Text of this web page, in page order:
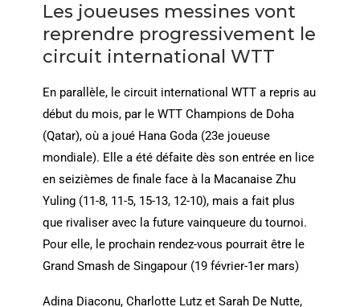
Les joueuses messines vont
reprendre progressivement le
circuit international WTT
En parallèle, le circuit international WTT a repris au
début du mois, par le WTT Champions de Doha
(Qatar), où a joué Hana Goda (23e joueuse
mondiale). Elle a été défaite dès son entrée en lice
en seizièmes de finale face à la Macanaise Zhu
Yuling (11-8, 11-5, 15-13, 12-10), mais a fait plus
que rivaliser avec la future vainqueure du tournoi.
Pour elle, le prochain rendez-vous pourrait être le
Grand Smash de Singapour (19 février-1er mars)
Adina Diaconu, Charlotte Lutz et Sarah De Nutte,